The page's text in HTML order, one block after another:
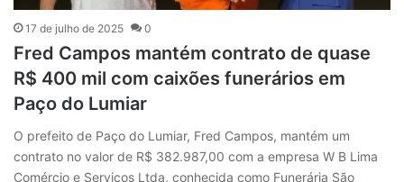
17 de julho de 2025 0
Fred Campos mantém contrato de quase
R$ 400 mil com caixões funerários em
Paço do Lumiar
O prefeito de Paço do Lumiar, Fred Campos, mantém um
contrato no valor de R$ 382.987,00 com a empresa W B Lima
Comércio e Serviços Ltda, conhecida como Funerária São